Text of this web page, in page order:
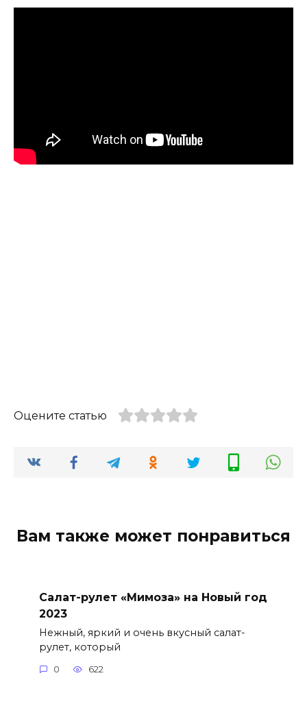
Оцените статью
Вам также может понравиться
Салат-рулет «Мимоза» на Новый год
2023
Нежный, яркий и очень вкусный салат-
рулет, который
0 622